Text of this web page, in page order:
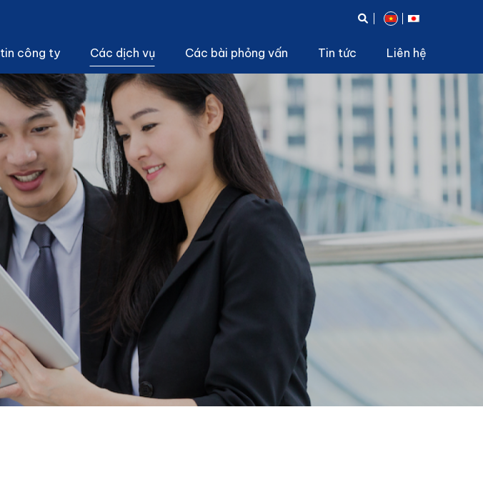
công ty Các dịch vụ
Đào tạo nhân sự
Các bài phỏng vấn Tin tức Liên hệ